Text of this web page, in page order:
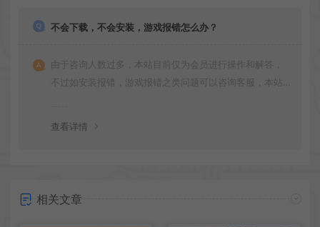
不会下载，不会安装，游戏报错怎么办？
由于咨询人数过多，本站目前仅为会员进行操作和解答，
不过如安装报错，游戏报错之类问题可以咨询客服，本站
查看详情
相关文章